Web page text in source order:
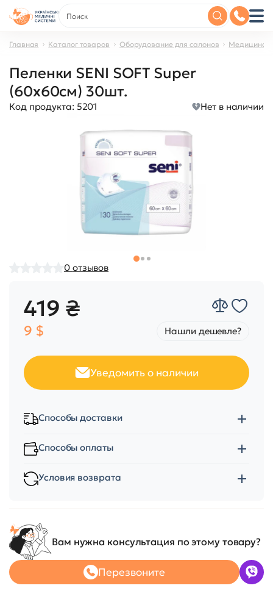
Главная Каталог товаров Оборудование для салонов
Пеленки SENI SOFT Super
(60x60см) 30шт.
Код продукта: 5201 Нет в наличии
0 отзывов
419 ₴
9 $ Нашли дешевле?
Уведомить о наличии
Способы доставки
Способы оплаты
Условия возврата
Вам нужна консультация по этому товару?
Перезвоните